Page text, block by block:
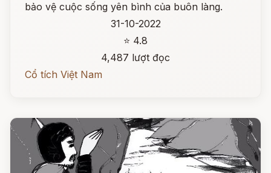
bảo vệ cuộc sống yên bình của buôn làng.
31-10-2022
⭐ 4.8
4,487 lượt đọc
Cổ tích Việt Nam